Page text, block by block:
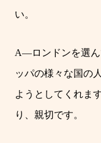
い。
A―ロンドンを選
ッパの様々な国の
ようとしてくれま
り、親切です。